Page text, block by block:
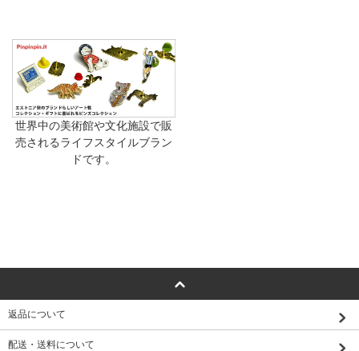
世界中の美術館や文化施設で販
売されるライフスタイルブラン
ドです。
返品について
配送・送料について